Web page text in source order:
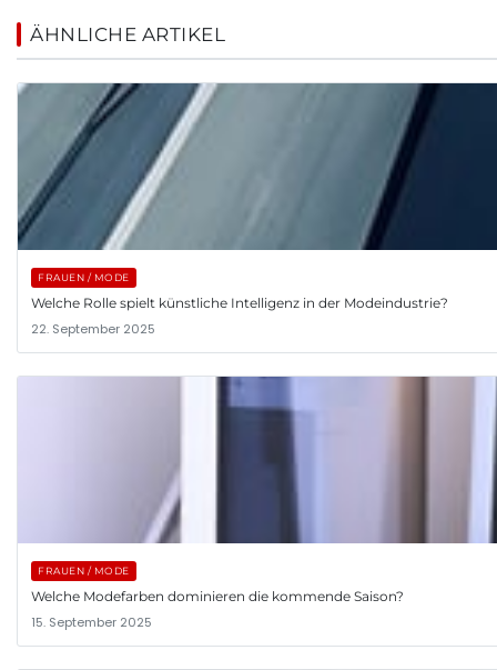
ÄHNLICHE ARTIKEL
FRAUEN / MODE
Welche Rolle spielt künstliche Intelligenz in der Modeindustrie?
22. September 2025
FRAUEN / MODE
Welche Modefarben dominieren die kommende Saison?
15. September 2025